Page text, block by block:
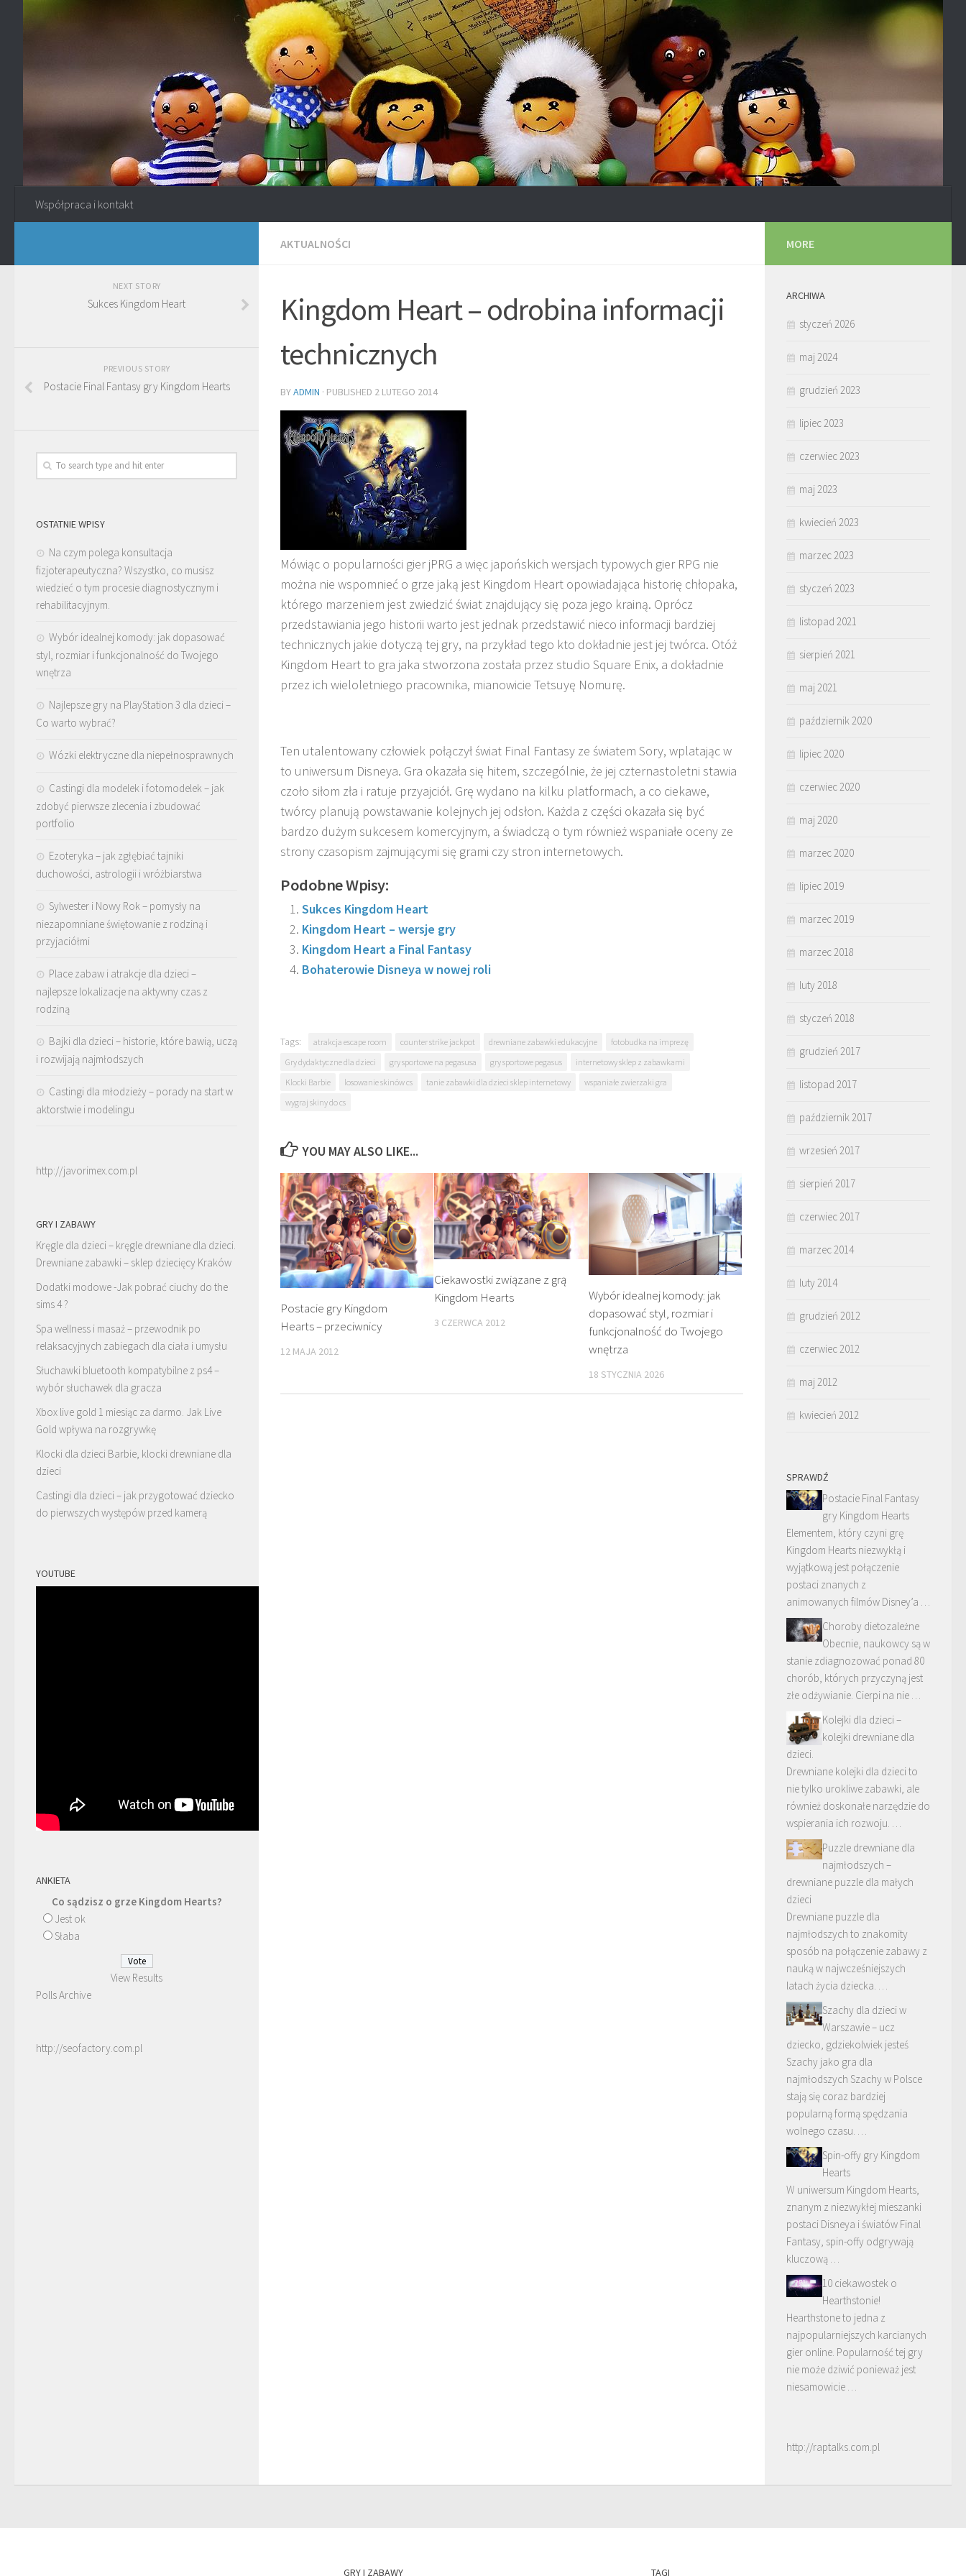
Współpraca i kontakt
AKTUALNOŚCI
Kingdom Heart – odrobina informacji
technicznych
BYADMIN · PUBLISHED 2 LUTEGO 2014
Mówiąc o popularności gier jPRG a więc japońskich wersjach typowych gier RPG nie
można nie wspomnieć o grze jaką jest Kingdom Heart opowiadająca historię chłopaka,
którego marzeniem jest zwiedzić świat znajdujący się poza jego krainą. Oprócz
przedstawiania jego historii warto jest jednak przedstawić nieco informacji bardziej
technicznych jakie dotyczą tej gry, na przykład tego kto dokładnie jest jej twórca. Otóż
Kingdom Heart to gra jaka stworzona została przez studio Square Enix, a dokładnie
przez ich wieloletniego pracownika, mianowicie Tetsuyę Nomurę.
Ten utalentowany człowiek połączył świat Final Fantasy ze światem Sory, wplatając w
to uniwersum Disneya. Gra okazała się hitem, szczególnie, że jej czternastoletni stawia
czoło siłom zła i ratuje przyajciół. Grę wydano na kilku platformach, a co ciekawe,
twórcy planują powstawanie kolejnych jej odsłon. Każda z części okazała się być
bardzo dużym sukcesem komercyjnym, a świadczą o tym również wspaniałe oceny ze
strony czasopism zajmującymi się grami czy stron internetowych.
Podobne Wpisy:
Sukces Kingdom Heart
Kingdom Heart – wersje gry
Kingdom Heart a Final Fantasy
Bohaterowie Disneya w nowej roli
Tags: atrakcja escape room counter strike jackpot drewniane zabawki edukacyjne
fotobudka na imprezę
Gry dydaktyczne dla dzieci
gry sportowe na pegasusa gry sportowe pegasus
internetowy sklep z zabawkami
Klocki Barbie
losowanie skinów cs tanie zabawki dla dzieci sklep internetowy
wspaniałe zwierzaki gra
wygraj skiny do cs
YOU MAY ALSO LIKE...
Postacie gry Kingdom
Hearts – przeciwnicy
12 MAJA 2012
Ciekawostki związane z grą
Kingdom Hearts
3 CZERWCA 2012
Wybór idealnej komody: jak
dopasować styl, rozmiar i
funkcjonalność do Twojego
wnętrza
18 STYCZNIA 2026
NEXT STORY
Sukces Kingdom Heart
PREVIOUS STORY
Postacie Final Fantasy gry Kingdom Hearts
OSTATNIE WPISY
Na czym polega konsultacja
fizjoterapeutyczna? Wszystko, co musisz
wiedzieć o tym procesie diagnostycznym i
rehabilitacyjnym.
Wybór idealnej komody: jak dopasować
styl, rozmiar i funkcjonalność do Twojego
wnętrza
Najlepsze gry na PlayStation 3 dla dzieci –
Co warto wybrać?
Wózki elektryczne dla niepełnosprawnych
Castingi dla modelek i fotomodelek – jak
zdobyć pierwsze zlecenia i zbudować
portfolio
Ezoteryka – jak zgłębiać tajniki
duchowości, astrologii i wróżbiarstwa
Sylwester i Nowy Rok – pomysły na
niezapomniane świętowanie z rodziną i
przyjaciółmi
Place zabaw i atrakcje dla dzieci –
najlepsze lokalizacje na aktywny czas z
rodziną
Bajki dla dzieci – historie, które bawią, uczą
i rozwijają najmłodszych
Castingi dla młodzieży – porady na start w
aktorstwie i modelingu
http://javorimex.com.pl
GRY I ZABAWY
Kręgle dla dzieci – kręgle drewniane dla dzieci.
Drewniane zabawki – sklep dziecięcy Kraków
Dodatki modowe -Jak pobrać ciuchy do the
sims 4 ?
Spa wellness i masaż – przewodnik po
relaksacyjnych zabiegach dla ciała i umysłu
Słuchawki bluetooth kompatybilne z ps4 –
wybór słuchawek dla gracza
Xbox live gold 1 miesiąc za darmo. Jak Live
Gold wpływa na rozgrywkę
Klocki dla dzieci Barbie, klocki drewniane dla
dzieci
Castingi dla dzieci – jak przygotować dziecko
do pierwszych występów przed kamerą
YOUTUBE
ANKIETA
Co sądzisz o grze Kingdom Hearts?
Jest ok
Słaba
View Results
Polls Archive
http://seofactory.com.pl
MORE
ARCHIWA
styczeń 2026
maj 2024
grudzień 2023
lipiec 2023
czerwiec 2023
maj 2023
kwiecień 2023
marzec 2023
styczeń 2023
listopad 2021
sierpień 2021
maj 2021
październik 2020
lipiec 2020
czerwiec 2020
maj 2020
marzec 2020
lipiec 2019
marzec 2019
marzec 2018
luty 2018
styczeń 2018
grudzień 2017
listopad 2017
październik 2017
wrzesień 2017
sierpień 2017
czerwiec 2017
marzec 2014
luty 2014
grudzień 2012
czerwiec 2012
maj 2012
kwiecień 2012
SPRAWDŹ
Postacie Final Fantasy
gry Kingdom Hearts
Elementem, który czyni grę
Kingdom Hearts niezwykłą i
wyjątkową jest połączenie
postaci znanych z
animowanych filmów Disney’a …
Choroby dietozależne
Obecnie, naukowcy są w
stanie zdiagnozować ponad 80
chorób, których przyczyną jest
złe odżywianie. Cierpi na nie …
Kolejki dla dzieci –
kolejki drewniane dla
dzieci.
Drewniane kolejki dla dzieci to
nie tylko urokliwe zabawki, ale
również doskonałe narzędzie do
wspierania ich rozwoju. …
Puzzle drewniane dla
najmłodszych –
drewniane puzzle dla małych
dzieci
Drewniane puzzle dla
najmłodszych to znakomity
sposób na połączenie zabawy z
nauką w najwcześniejszych
latach życia dziecka. …
Szachy dla dzieci w
Warszawie – ucz
dziecko, gdziekolwiek jesteś
Szachy jako gra dla
najmłodszych Szachy w Polsce
stają się coraz bardziej
popularną formą spędzania
wolnego czasu. …
Spin-offy gry Kingdom
Hearts
W uniwersum Kingdom Hearts,
znanym z niezwykłej mieszanki
postaci Disneya i światów Final
Fantasy, spin-offy odgrywają
kluczową …
10 ciekawostek o
Hearthstonie!
Hearthstone to jedna z
najpopularniejszych karcianych
gier online. Popularność tej gry
nie może dziwić ponieważ jest
niesamowicie …
http://raptalks.com.pl
GRY I ZABAWY TAGI